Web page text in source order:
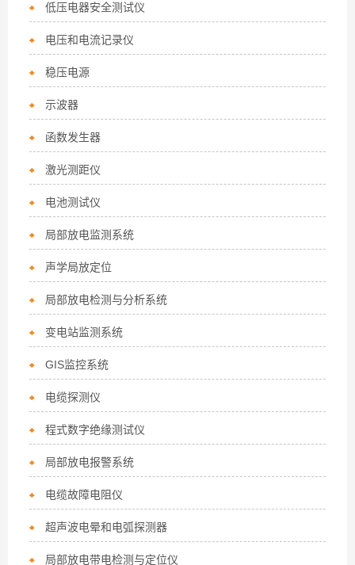
低压电器安全测试仪
电压和电流记录仪
稳压电源
示波器
函数发生器
激光测距仪
电池测试仪
局部放电监测系统
声学局放定位
局部放电检测与分析系统
变电站监测系统
GIS监控系统
电缆探测仪
程式数字绝缘测试仪
局部放电报警系统
电缆故障电阻仪
超声波电晕和电弧探测器
局部放电带电检测与定位仪